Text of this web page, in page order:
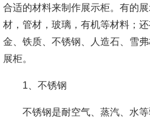
合适的材料来制作展示柜。有的
材，管材，玻璃，有机等材料；
金、铁质、不锈钢、人造石、雪
展柜。
1、不锈钢
不锈钢是耐空气、蒸汽、水等